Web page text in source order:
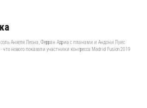
Анхеля Леона, Ферран Адриа с планами и Андони Луис
что нового показали участники конгресса Madrid Fusion 2019